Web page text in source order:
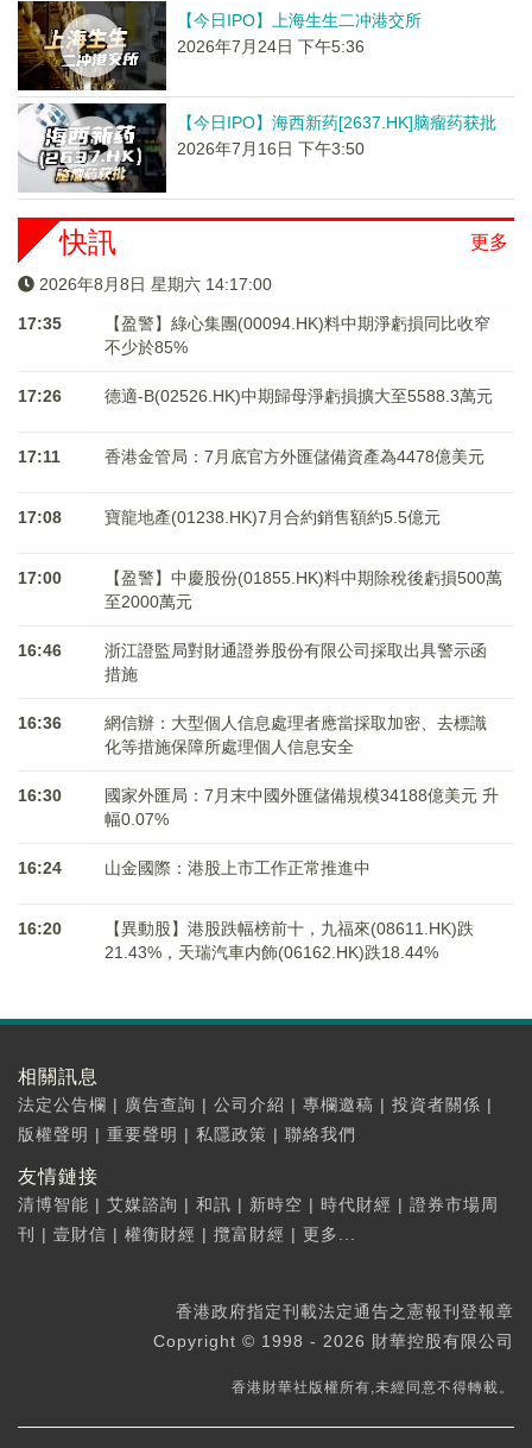
【今日IPO】上海生生二冲港交所
2026年7月24日 下午5:36
【今日IPO】海西新药[2637.HK]脑瘤药获批
2026年7月16日 下午3:50
更多
快訊
2026年8月8日 星期六 14:17:01
17:35
【盈警】綠心集團(00094.HK)料中期淨虧損同比收窄
不少於85%
17:26 德適-B(02526.HK)中期歸母淨虧損擴大至5588.3萬元
17:11 香港金管局：7月底官方外匯儲備資產為4478億美元
17:08 寶龍地產(01238.HK)7月合約銷售額約5.5億元
17:00
【盈警】中慶股份(01855.HK)料中期除稅後虧損500萬
至2000萬元
16:46
浙江證監局對財通證券股份有限公司採取出具警示函
措施
16:36
網信辦：大型個人信息處理者應當採取加密、去標識
化等措施保障所處理個人信息安全
16:30
國家外匯局：7月末中國外匯儲備規模34188億美元 升
幅0.07%
16:24 山金國際：港股上市工作正常推進中
16:20
【異動股】港股跌幅榜前十，九福來(08611.HK)跌
21.43%，天瑞汽車内飾(06162.HK)跌18.44%
相關訊息
法定公告欄 | 廣告查詢 | 公司介紹 | 專欄邀稿 | 投資者關係 |
版權聲明 | 重要聲明 | 私隱政策 | 聯絡我們
友情鏈接
清博智能 | 艾媒諮詢 | 和訊 | 新時空 | 時代財經 | 證券市場周
刊
| 壹財信 | 權衡財經 | 攬富財經 | 更多...
香港政府指定刊載法定通告之憲報刊登報章
Copyright © 1998 - 2026 財華控股有限公司
香港財華社版權所有,未經同意不得轉載。